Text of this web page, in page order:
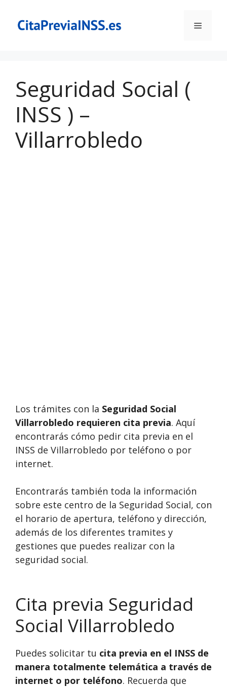
contenido
Menú
Seguridad Social (
INSS ) –
Villarrobledo
Los trámites con la Seguridad Social
Villarrobledo requieren cita previa. Aquí
encontrarás cómo pedir cita previa en el
INSS de Villarrobledo por teléfono o por
internet.
Encontrarás también toda la información
sobre este centro de la Seguridad Social, con
el horario de apertura, teléfono y dirección,
además de los diferentes tramites y
gestiones que puedes realizar con la
seguridad social.
Cita previa Seguridad
Social Villarrobledo
Puedes solicitar tu cita previa en el INSS de
manera totalmente telemática a través de
internet o por teléfono. Recuerda que